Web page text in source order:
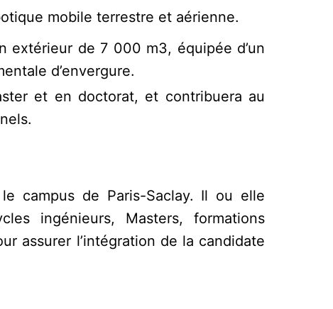
mobile terrestre et aérienne.
extérieur de 7 000 m3, équipée d’un
d’envergure.
et en doctorat, et contribuera au
le campus de Paris-Saclay. Il ou elle
ingénieurs, Masters, formations
assurer l’intégration de la candidate